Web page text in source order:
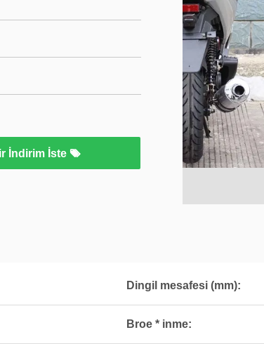
İndirim İste
Dingil mesafesi (mm):
Broe * inme: